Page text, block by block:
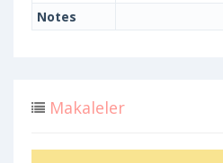
Notes
Makaleler